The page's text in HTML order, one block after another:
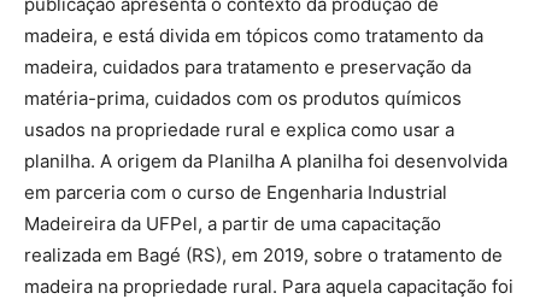
madeira, e está divida em tópicos como tratamento da
madeira, cuidados para tratamento e preservação da
matéria-prima, cuidados com os produtos químicos
usados na propriedade rural e explica como usar a
planilha. A origem da Planilha A planilha foi desenvolvida
em parceria com o curso de Engenharia Industrial
Madeireira da UFPel, a partir de uma capacitação
realizada em Bagé (RS), em 2019, sobre o tratamento de
madeira na propriedade rural. Para aquela capacitação foi